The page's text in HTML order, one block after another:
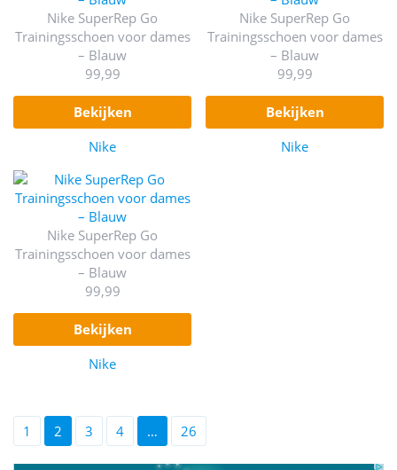
Nike SuperRep Go
Trainingsschoen voor dames
– Blauw
99,99
bekijken
Nike
Nike SuperRep Go
Trainingsschoen voor dames
– Blauw
99,99
bekijken
Nike
Nike SuperRep Go
Trainingsschoen voor dames
– Blauw
99,99
bekijken
Nike
1 2 3 4 … 26